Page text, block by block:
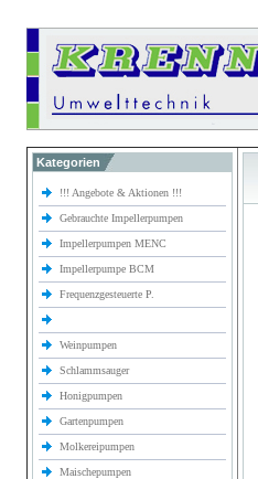
Kategorien
!!! Angebote & Aktionen !!!
Gebrauchte Impellerpumpen
Impellerpumpen MENC
Impellerpumpe BCM
Frequenzgesteuerte P.
Weinpumpen
Schlammsauger
Honigpumpen
Gartenpumpen
Molkereipumpen
Maischepumpen